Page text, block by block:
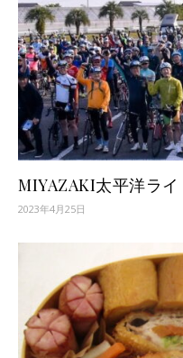
MIYAZAKI太平洋ライ
2023年4月25日